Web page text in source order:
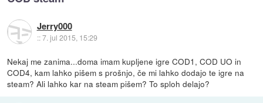
Jerry000
::7. jul 2015, 15:29
Nekaj me zanima...doma imam kupljene igre COD1, COD UO in
COD4, kam lahko pišem s prošnjo, če mi lahko dodajo te igre na
steam? Ali lahko kar na steam pišem? To sploh delajo?